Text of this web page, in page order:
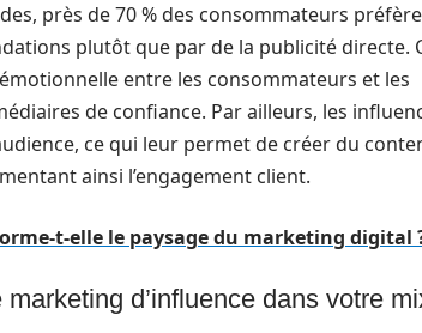
près de 70 % des consommateurs
plutôt que par de la publicité directe.
entre les consommateurs et les
de confiance. Par ailleurs, les
ce qui leur permet de créer du
ainsi l’engagement client.
t-elle le paysage du marketing digital
d’influence dans votre